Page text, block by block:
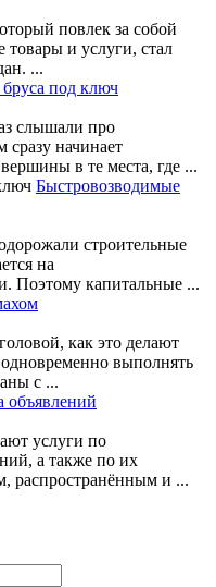
повлек за собой
и услуги, стал
...
под ключ
слышали про
начинает
в те места, где ...
Быстровозводимые
строительные
на
Поэтому капитальные ...
как это делают
выполнять
с ...
объявлений
услуги по
а также по их
распространённым и ...